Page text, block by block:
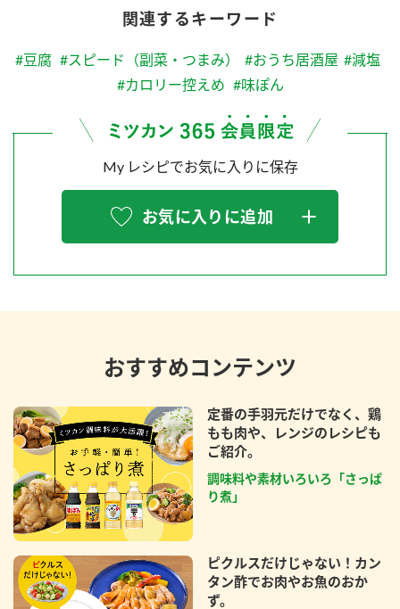
関連するキーワード
#豆腐 #スピード（副菜・つまみ） #おうち居酒屋 #減塩
#カロリー控えめ #味ぽん
My レシピでお気に入りに保存
お気に入りに追加
おすすめコンテンツ
定番の手羽元だけでなく、鶏
もも肉や、レンジのレシピも
ご紹介。
調味料や素材いろいろ「さっぱ
り煮」
ピクルスだけじゃない！カン
タン酢でお肉やお魚のおか
ず。